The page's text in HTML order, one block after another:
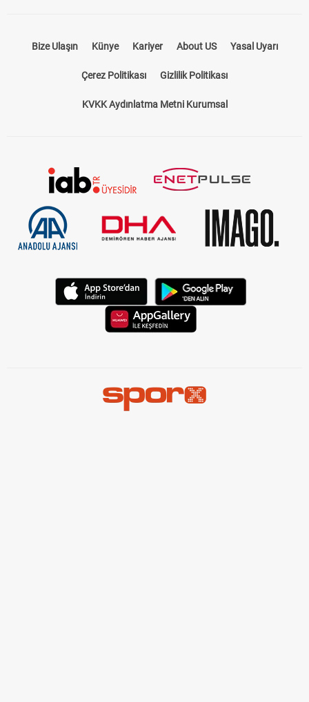
Bize Ulaşın Künye Kariyer About US Yasal Uyarı
Çerez Politikası Gizlilik Politikası
KVKK Aydınlatma Metni Kurumsal